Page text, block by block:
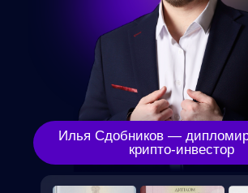
Презентации всех эфиров
Домашние задания с кэшбэком
БАЗОВЫЙ
Конспекты занятий с важными мыслями
Завтра, в 11:00 и 19:00 по Москве